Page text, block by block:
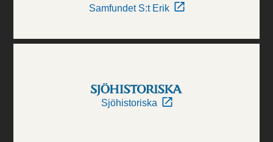
Samfundet S:t Erik
Sjöhistoriska